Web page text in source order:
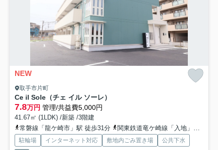
NEW
取手市片町
Ce il Sole（チェ イル ソーレ）
7.8万円 管理/共益費5,000円
41.67㎡ (1LDK) /新築 /3階建
常磐線「龍ケ崎市」駅 徒歩31分
関東鉄道竜ケ崎線「入地」駅 徒歩57分
駐輪場 インターネット対応 敷地内ごみ置き場
公共下水